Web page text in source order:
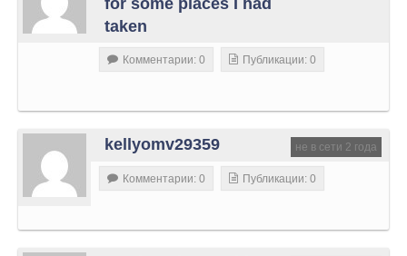
taken
Комментарии: 0 Публикации: 0
не в сети 2 года
kellyomv29359
Комментарии: 0 Публикации: 0